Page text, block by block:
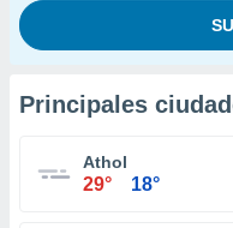
Principales
Athol
29° 18°